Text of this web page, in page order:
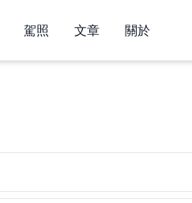
駕照 文章 關於